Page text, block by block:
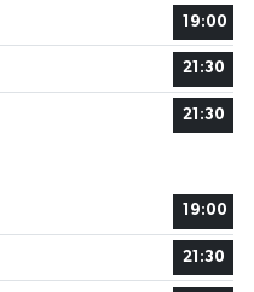
19:00
21:30
21:30
19:00
21:30